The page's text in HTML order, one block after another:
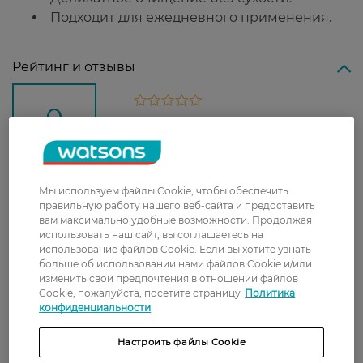
Подходит для ежедневного применения.
Рейтинг и отзывы
0
З 0 відгуків
Доставка
В отделение Новой почты - 99 грн, бесплатно
от 699 грн
Укрпочта
Стоимость доставки – 79 грн, бесплатная
Мы используем файлы Cookie, чтобы обеспечить
правильную работу нашего веб-сайта и предоставить
вам максимально удобные возможности. Продолжая
использовать наш сайт, вы соглашаетесь на
использование файлов Cookie. Если вы хотите узнать
больше об использовании нами файлов Cookie и/или
изменить свои предпочтения в отношении файлов
Cookie, пожалуйста, посетите страницу Политика
конфиденциальности
Настроить файлы Cookie